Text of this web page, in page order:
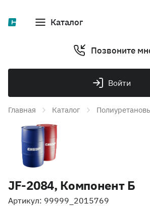
Каталог
Позвоните
Войти
Главная Каталог
JF-2084, Компонент Б
Артикул: 99999_2015769